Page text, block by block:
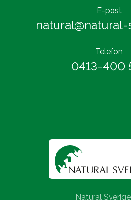
E-post
natural@natural-
Telefon
0413-400
Natural